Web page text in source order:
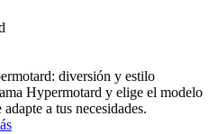
diversión y estilo
Hypermotard y elige el modelo
a tus necesidades.